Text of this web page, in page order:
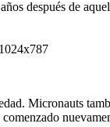
después de
Micronauts